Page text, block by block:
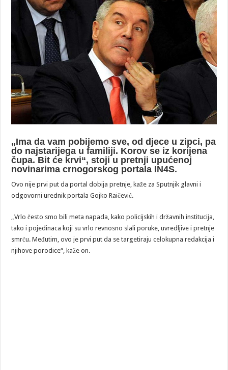
„Ima da vam pobijemo sve, od djece u zipci, pa
do najstarijega u familiji. Korov se iz korijena
čupa. Bit će krvi“, stoji u pretnji upućenoj
novinarima crnogorskog portala IN4S.
Ovo nije prvi put da portal dobija pretnje, kaže za Sputnjik glavni i
odgovorni urednik portala Gojko Raičević.
„Vrlo često smo bili meta napada, kako policijskih i državnih institucija,
tako i pojedinaca koji su vrlo revnosno slali poruke, uvredljive i pretnje
smrću. Međutim, ovo je prvi put da se targetiraju celokupna redakcija i
njihove porodice“, kaže on.